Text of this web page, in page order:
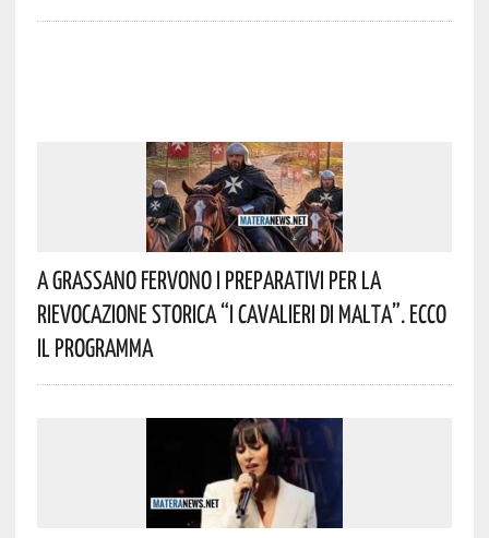
A Grassano Fervono I Preparativi Per La
Rievocazione Storica “I CAVALIERI DI MALTA”. Ecco
Il Programma